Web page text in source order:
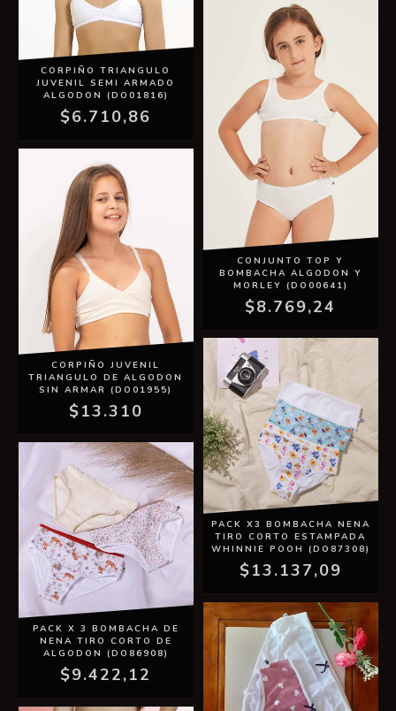
CORPIÑO TRIANGULO
JUVENIL SEMI ARMADO
ALGODON (DO01816)
$6.710,86
CONJUNTO TOP Y
BOMBACHA ALGODON Y
MORLEY (DO00641)
$8.769,24
CORPIÑO JUVENIL
TRIANGULO DE ALGODON
SIN ARMAR (DO01955)
$13.310
PACK X3 BOMBACHA NENA
TIRO CORTO ESTAMPADA
WHINNIE POOH (DO87308)
$13.137,09
PACK X 3 BOMBACHA DE
NENA TIRO CORTO DE
ALGODON (DO86908)
$9.422,12